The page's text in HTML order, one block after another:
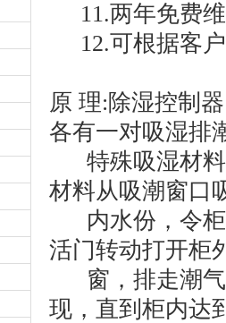
11.两年免费
12.可根据客户
原 理:除湿控制
各有一对吸湿排
特殊吸湿材料
材料从吸潮窗口
内水份，令柜
活门转动打开柜
窗，排走潮气
现，直到柜内达